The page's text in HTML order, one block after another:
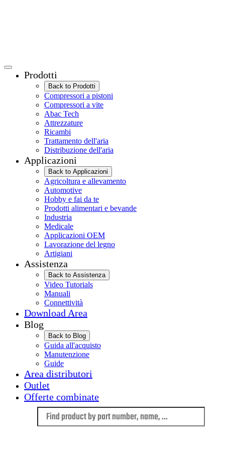
Prodotti
Back to Prodotti
Compressori a pistoni
Compressori a vite
Abac Tech
Attrezzature
Ricambi
Trattamento dell'aria
Distribuzione dell'aria
Applicazioni
Back to Applicazioni
Agricoltura e allevamento
Automotive
Hobby e fai da te
Prodotti alimentari e bevande
Industria
Medicale
Applicazioni OEM
Lavorazione del legno
Artigiani
Assistenza
Back to Assistenza
Video Tutorials
Manuali
Connettività
Download Area
Blog
Back to Blog
Guida all'acquisto
Manutenzione
Guide
Area distributori
Outlet
Offerte combinate